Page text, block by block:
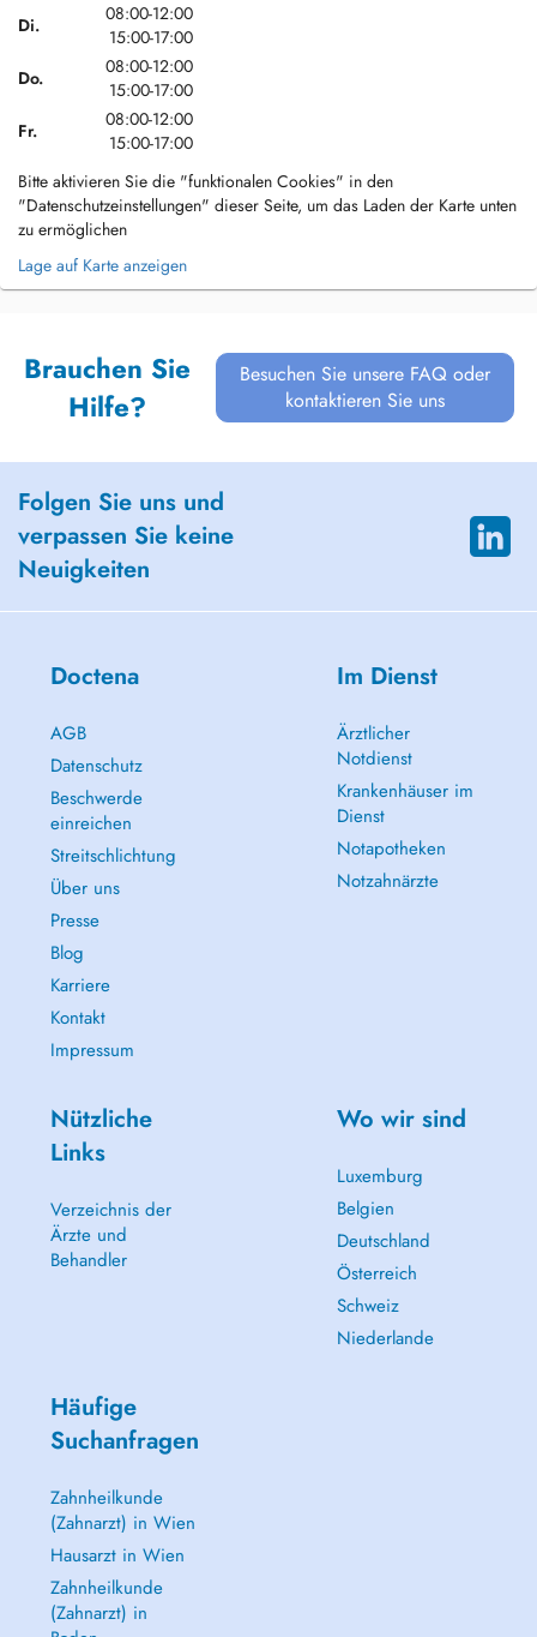
Di.
08:00-12:00
15:00-17:00
Do.
08:00-12:00
15:00-17:00
Fr.
08:00-12:00
15:00-17:00
Bitte aktivieren Sie die "funktionalen Cookies" in den
"Datenschutzeinstellungen" dieser Seite, um das Laden der Karte unten
zu ermöglichen
Lage auf Karte anzeigen
Brauchen Sie
Hilfe?
Besuchen Sie unsere FAQ oder
kontaktieren Sie uns
Folgen Sie uns und
verpassen Sie keine
Neuigkeiten
Doctena
AGB
Datenschutz
Beschwerde
einreichen
Streitschlichtung
Über uns
Presse
Blog
Karriere
Kontakt
Impressum
Im Dienst
Ärztlicher
Notdienst
Krankenhäuser im
Dienst
Notapotheken
Notzahnärzte
Nützliche
Links
Verzeichnis der
Ärzte und
Behandler
Wo wir sind
Luxemburg
Belgien
Deutschland
Österreich
Schweiz
Niederlande
Häufige
Suchanfragen
Zahnheilkunde
(Zahnarzt) in Wien
Hausarzt in Wien
Zahnheilkunde
(Zahnarzt) in